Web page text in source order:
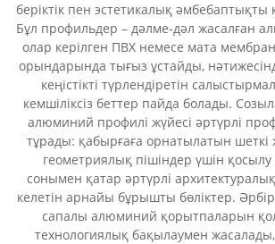
беріктік пен эстетикалық әмбебаптықты
Бұл профильдер – дәлме-дәл жасалған
олар керілген ПВХ немесе мата
орындарында тығыз ұстайды,
кеңістікті түрлендіретін
кемшіліксіз беттер пайда болады.
алюминий профилі жүйесі әртүрлі
тұрады: қабырғаға орнатылатын шеткі
геометриялық пішіндер үшін
сонымен қатар әртүрлі
келетін арнайы бұрышты бөліктер.
сапалы алюминий қорытпаларын
технологиялық бақылаумен